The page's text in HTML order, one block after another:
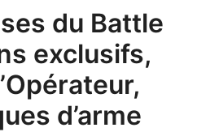
du Battle
exclusifs,
d’arme